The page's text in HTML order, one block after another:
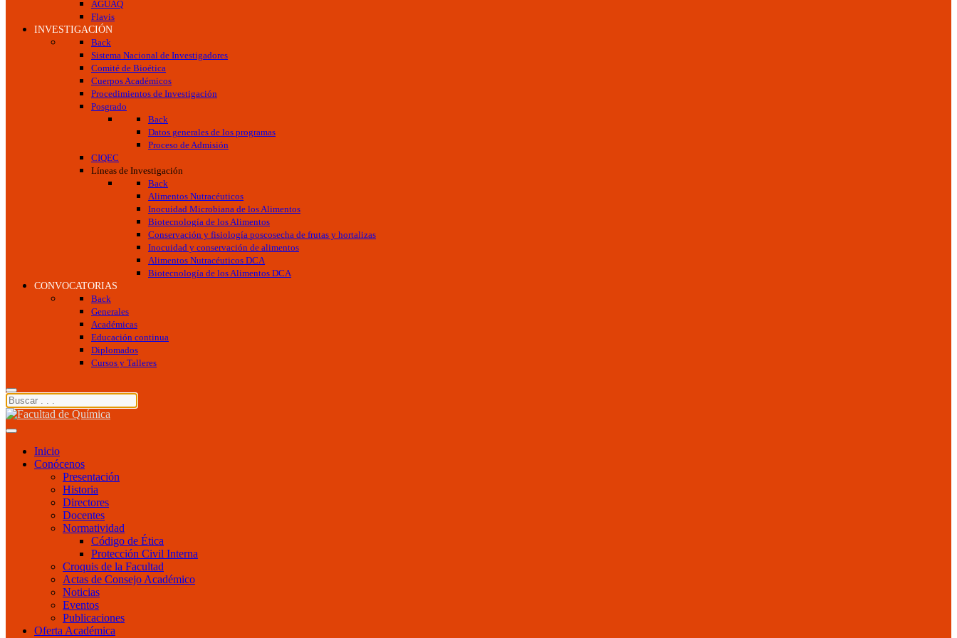
AGUAQ
Flavis
INVESTIGACIÓN
Back
Sistema Nacional de Investigadores
Comité de Bioética
Cuerpos Académicos
Procedimientos de Investigación
Posgrado
Back
Datos generales de los programas
Proceso de Admisión
CIQEC
Líneas de Investigación
Back
Alimentos Nutracéuticos
Inocuidad Microbiana de los Alimentos
Biotecnología de los Alimentos
Conservación y fisiología poscosecha de frutas y hortalizas
Inocuidad y conservación de alimentos
Alimentos Nutracéuticos DCA
Biotecnología de los Alimentos DCA
CONVOCATORIAS
Back
Generales
Académicas
Educación continua
Diplomados
Cursos y Talleres
Inicio
Conócenos
Presentación
Historia
Directores
Docentes
Normatividad
Código de Ética
Protección Civil Interna
Croquis de la Facultad
Actas de Consejo Académico
Noticias
Eventos
Publicaciones
Oferta Académica